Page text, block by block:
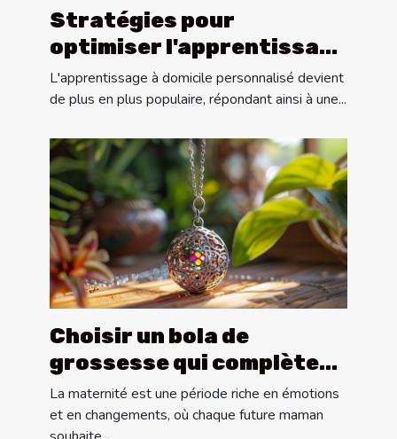
Stratégies pour
optimiser l'apprentissage
lors des cours
particuliers à domicile
L'apprentissage à domicile personnalisé devient
de plus en plus populaire, répondant ainsi à une...
Choisir un bola de
grossesse qui complète
votre style personnel
La maternité est une période riche en émotions
et en changements, où chaque future maman